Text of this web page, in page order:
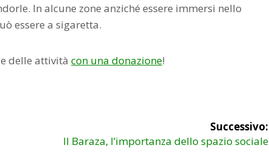
In alcune zone anziché essere immersi nello
essere a sigaretta.
delle attivitàcon una donazione!
Successivo:
Articolo
Il Baraza, l’importanza dello spazio sociale